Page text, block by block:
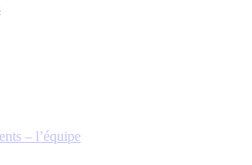
– l’équipe